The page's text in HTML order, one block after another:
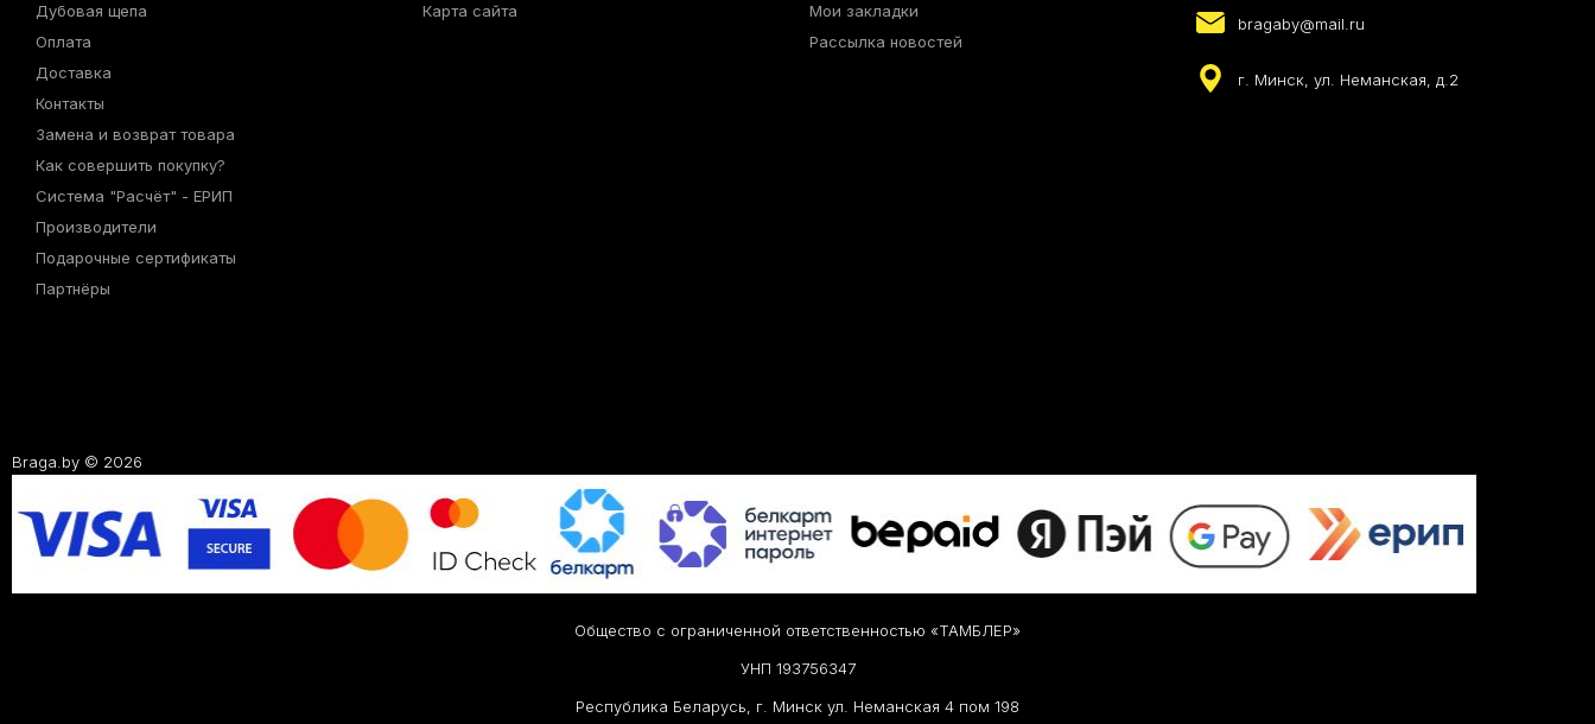
Дубовая щепа
Оплата
Доставка
Контакты
Замена и возврат товара
Как совершить покупку?
Система "Расчёт" - ЕРИП
Производители
Подарочные сертификаты
Партнёры
Карта сайта
Мои закладки
Рассылка новостей
bragaby@mail.ru
г. Минск, ул. Неманская, д.2
Braga.by © 2026
Общество с ограниченной ответственностью «ТАМБЛЕР»
УНП 193756347
Республика Беларусь, г. Минск ул. Неманская 4 пом 198